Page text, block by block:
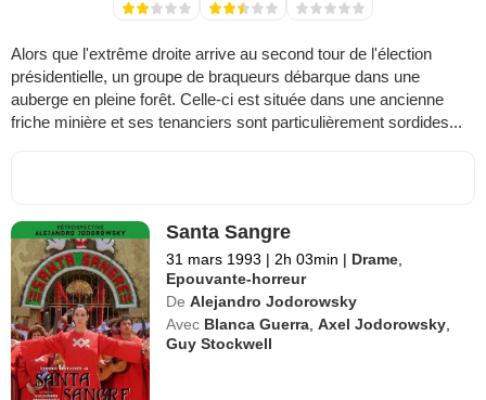
Alors que l'extrême droite arrive au second tour de l'élection
présidentielle, un groupe de braqueurs débarque dans une
auberge en pleine forêt. Celle-ci est située dans une ancienne
friche minière et ses tenanciers sont particulièrement sordides...
Santa Sangre
31 mars 1993 | 2h 03min | Drame,
Epouvante-horreur
De Alejandro Jodorowsky
Avec Blanca Guerra,Axel Jodorowsky,
Guy Stockwell